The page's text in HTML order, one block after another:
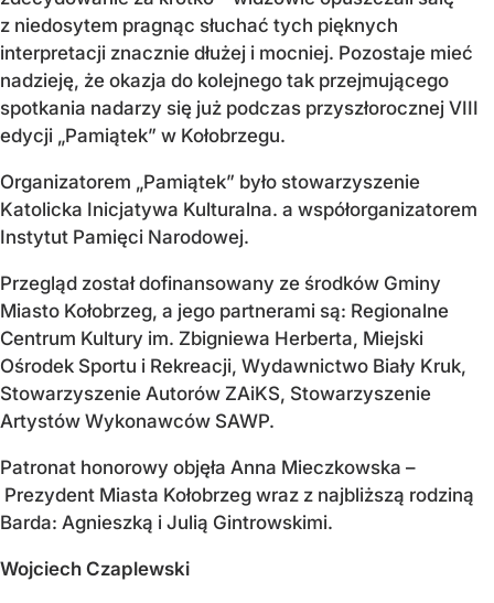
z niedosytem pragnąc słuchać tych pięknych
interpretacji znacznie dłużej i mocniej. Pozostaje mieć
nadzieję, że okazja do kolejnego tak przejmującego
spotkania nadarzy się już podczas przyszłorocznej VIII
edycji „Pamiątek” w Kołobrzegu.
Organizatorem „Pamiątek” było stowarzyszenie
Katolicka Inicjatywa Kulturalna. a współorganizatorem
Instytut Pamięci Narodowej.
Przegląd został dofinansowany ze środków Gminy
Miasto Kołobrzeg, a jego partnerami są: Regionalne
Centrum Kultury im. Zbigniewa Herberta, Miejski
Ośrodek Sportu i Rekreacji, Wydawnictwo Biały Kruk,
Stowarzyszenie Autorów ZAiKS, Stowarzyszenie
Artystów Wykonawców SAWP.
Patronat honorowy objęła Anna Mieczkowska –
Prezydent Miasta Kołobrzeg wraz z najbliższą rodziną
Barda: Agnieszką i Julią Gintrowskimi.
Wojciech Czaplewski